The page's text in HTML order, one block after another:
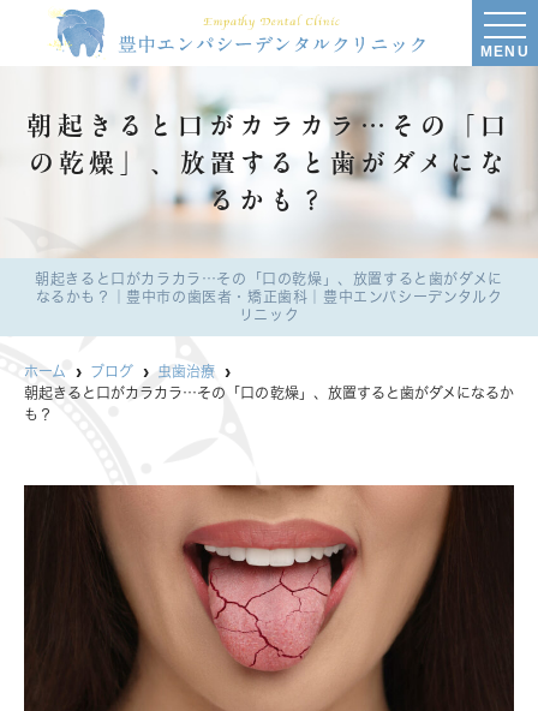
MENU
朝起きると口がカラカラ…その「口
の乾燥」、放置すると歯がダメにな
るかも？
朝起きると口がカラカラ…その「口の乾燥」、放置すると歯がダメに
なるかも？｜豊中市の歯医者・矯正歯科｜豊中エンパシーデンタルク
リニック
ホーム ブログ
虫歯治療
朝起きると口がカラカラ…その「口の乾燥」、放置すると歯がダメになるか
も？